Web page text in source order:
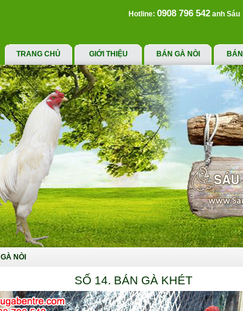
Hotline: 0908 796 542 anh Sáu
TRANG CHỦ GIỚI THIỆU BÁN GÀ NÒI
NÒI
SỐ 14. BÁN GÀ KHÉT